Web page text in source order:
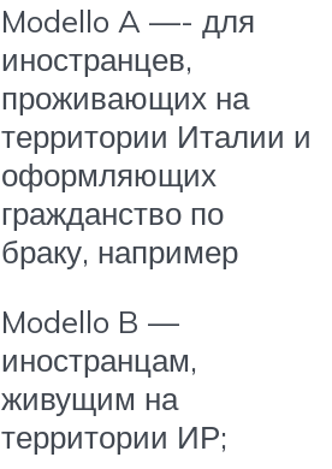
Modello A —- для
иностранцев,
проживающих на
территории Италии и
оформляющих
гражданство по
браку, например
Modello B —
иностранцам,
живущим на
территории ИР;